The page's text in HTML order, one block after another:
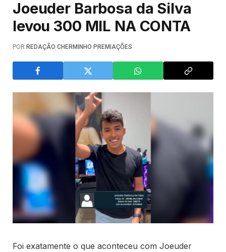
Joeuder Barbosa da Silva
levou 300 MIL NA CONTA
POR REDAÇÃO CHERMINHO PREMIAÇÕES
Foi exatamente o que aconteceu com Joeuder